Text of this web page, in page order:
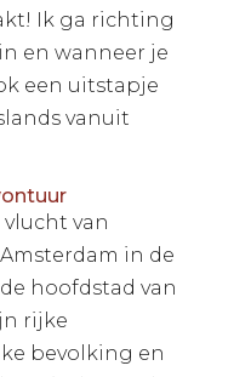
Ik ga richting
en wanneer je
een uitstapje
vanuit
van
in de
hoofdstad van
rijke
bevolking en